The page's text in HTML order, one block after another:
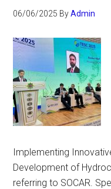
06/06/2025 ByAdmin
Implementing
Development of
referring to SOCAR.